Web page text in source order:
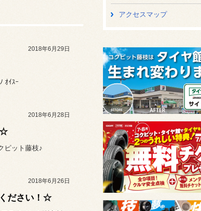
2018年6月29日
ｵｲｽｰ
2018年6月28日
☆
ピット藤枝♪
2018年6月26日
ださい！☆
アクセスマップ